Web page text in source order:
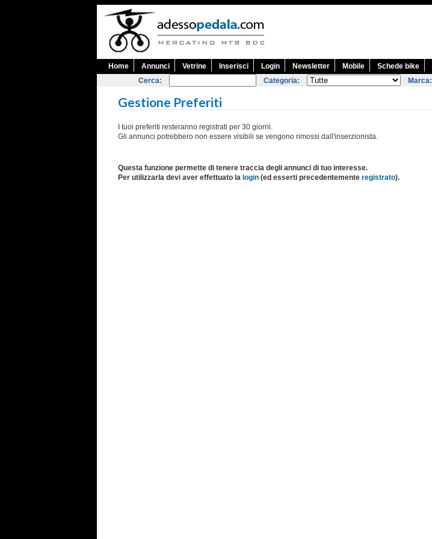
Home Annunci Vetrine Inserisci Login Newsletter Mobile Schede bike
Cerca:
Categoria: Marca:
Gestione Preferiti
I tuoi preferiti resteranno registrati per 30 giorni.
Gli annunci potrebbero non essere visibili se vengono rimossi dall'inserzionista.
Questa funzione permette di tenere traccia degli annunci di tuo interesse.
Per utilizzarla devi aver effettuato la login (ed esserti precedentemente registrato).